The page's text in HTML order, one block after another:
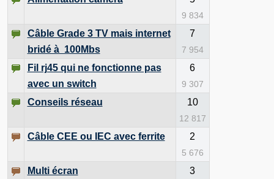
9 834
Câble Grade 3 TV mais internet
bridé à 100Mbs
7
7 954
Fil rj45 qui ne fonctionne pas
avec un switch
6
9 307
Conseils réseau 10
12 817
Câble CEE ou IEC avec ferrite 2
5 676
Multi écran 3